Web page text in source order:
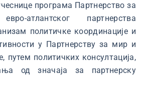
програма Партнерство за
атлантског партнерства
политичке координације и
у Партнерству за мир и
путем политичких консултација,
од значаја за партнерску